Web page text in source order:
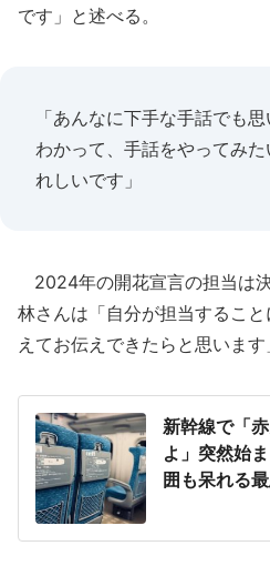
です」と述べる。
「あんなに下手な手話でも
わかって、手話をやってみ
れしいです」
2024年の開花宣言の担当は
林さんは「自分が担当するこ
えてお伝えできたらと思います
新幹線で「
よ」突然始
囲も呆れる